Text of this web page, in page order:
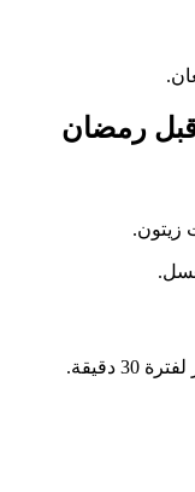
قبل رمضان